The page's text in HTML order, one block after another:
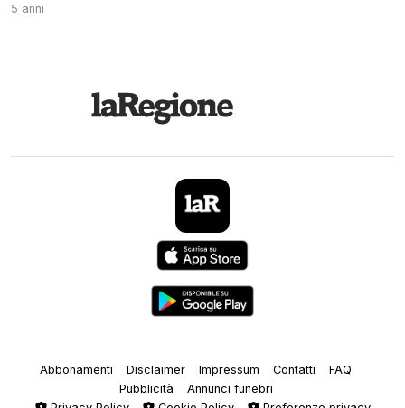
5 anni
Abbonamenti Disclaimer Impressum Contatti
FAQ
Pubblicità
Annunci funebri